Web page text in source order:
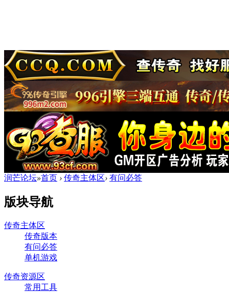
润芒论坛»首页 › 传奇主体区› 有问必答
版块导航
传奇主体区
传奇版本
有问必答
单机游戏
传奇资源区
常用工具